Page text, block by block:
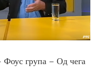
Фоус група – Од чега